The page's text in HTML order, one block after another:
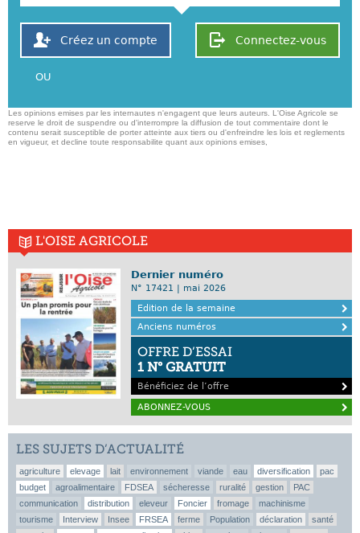
Connectez-vous
Créez un compte
OU
Les opinions emises par les internautes n'engagent que leurs auteurs. L'Oise Agricole se
reserve le droit de suspendre ou d'interrompre la diffusion de tout commentaire dont le
contenu serait susceptible de porter atteinte aux tiers ou d'enfreindre les lois et reglements
en vigueur, et decline toute responsabilite quant aux opinions emises,
L'OISE AGRICOLE
Dernier numéro
N° 17421 | mai 2026
Edition de la semaine
Anciens numéros
OFFRE D’ESSAI
1 N° GRATUIT
Bénéficiez de l’offre
ABONNEZ-VOUS
LES SUJETS D’ACTUALITÉ
agriculture elevage lait environnement viande eau diversification
pac
budget
agroalimentaire FDSEA sécheresse ruralité gestion
PAC
communication
distribution eleveur Foncier fromage
machinisme
tourisme
Interview Insee FRSEA ferme Population déclaration
santé